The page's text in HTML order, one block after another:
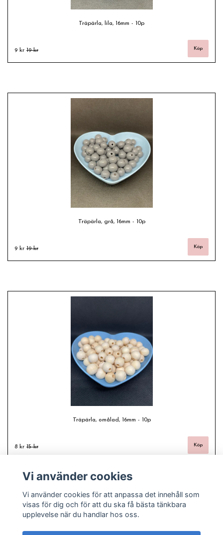
Träpärla, lila, 16mm - 10p
9 kr 19 kr
Träpärla, grå, 16mm - 10p
9 kr 19 kr
Träpärla, omålad, 16mm - 10p
8 kr 15 kr
Vi använder cookies
Vi använder cookies för att anpassa det innehåll som
visas för dig och för att du ska få bästa tänkbara
upplevelse när du handlar hos oss.